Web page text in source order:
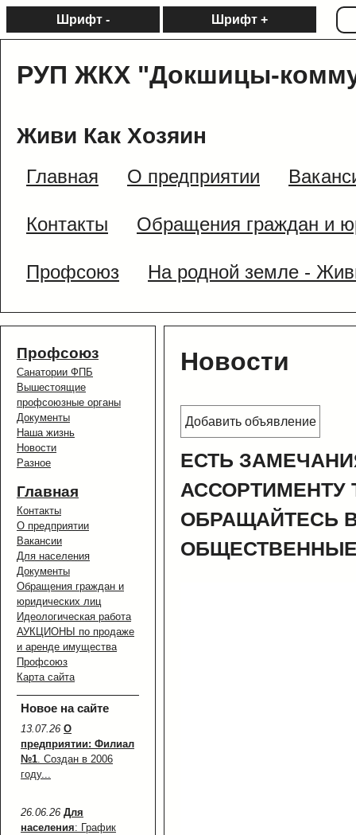
Шрифт - Шрифт +
РУП ЖКХ "Докшицы-
Живи Как Хозяин
Главная О предприятии
Контакты Обращения граждан и
Профсоюз На родной земле -
Профсоюз
Санатории ФПБ
Вышестоящие
профсоюзные органы
Документы
Наша жизнь
Новости
Разное
Главная
Контакты
О предприятии
Вакансии
Для населения
Документы
Обращения граждан и
юридических лиц
Идеологическая работа
АУКЦИОНЫ по продаже
и аренде имущества
Профсоюз
Карта сайта
Новое на сайте
13.07.26 О
предприятии: Филиал
№1 . Создан в 2006
году...
26.06.26 Для
населения: График
Новости
Добавить объявление
ЕСТЬ
АССОРТИМЕНТУ
ОБРАЩАЙТЕСЬ